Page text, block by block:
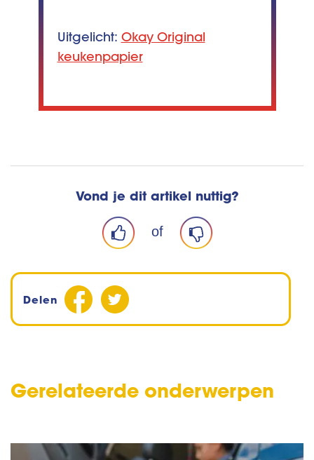
Uitgelicht: Okay Original
keukenpapier
Vond je dit artikel nuttig?
of
Delen
Gerelateerde onderwerpen